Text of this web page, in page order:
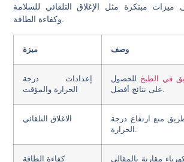
ميزات مبتكرة مثل الإغلاق التلقائي للسلامة
وكفاءة الطاقة.
ميزة وصف
إعدادات درجة
الحرارة والمؤقت
في الطبخ للحصول
الاغلاق التلقائي
منع ارتفاع درجة
كفاءة الطاقة
مقارنة بالمقالي